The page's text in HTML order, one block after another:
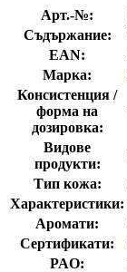
Арт.-№:
Съдържание:
EAN:
Марка:
Консистенция /
форма на
дозировка:
Видове
продукти:
Тип кожа:
Характеристики:
Аромати:
Сертификати:
PAO: